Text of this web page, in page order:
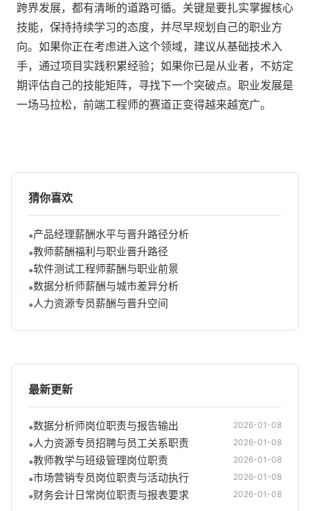
跨界发展，都有清晰的道路可循。关键是要扎实掌握核心
技能，保持持续学习的态度，并尽早规划自己的职业方
向。如果你正在考虑进入这个领域，建议从基础技术入
手，通过项目实践积累经验；如果你已是从业者，不妨定
期评估自己的技能矩阵，寻找下一个突破点。职业发展是
一场马拉松，前端工程师的赛道正变得越来越宽广。
猜你喜欢
产品经理薪酬水平与晋升路径分析
教师薪酬福利与职业晋升路径
软件测试工程师薪酬与职业前景
数据分析师薪酬与城市差异分析
人力资源专员薪酬与晋升空间
最新更新
数据分析师岗位职责与报告输出 2026-01-08
人力资源专员招聘与员工关系职责 2026-01-08
教师教学与班级管理岗位职责 2026-01-08
市场营销专员岗位职责与活动执行 2026-01-08
财务会计日常岗位职责与报表要求 2026-01-08